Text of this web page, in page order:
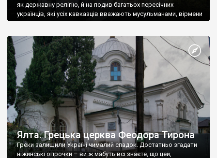
як державну релігію, й на подив багатьох пересічних
українців, які усіх кавказців вважають мусульманами, вірмени
є відданими вірянами Христа
Ялта. Грецька церква Феодора Тирона
Греки залишили Україні чималий спадок. Достатньо згадати
ніжинські огірочки – ви ж мабуть всі знаєте, що цей,